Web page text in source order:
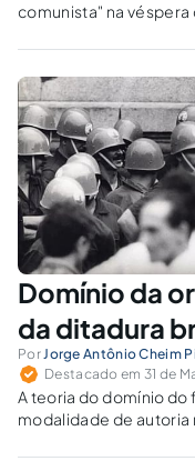
comunista" na véspera
Domínio da
da ditadura
PorJorge Antônio Cheim
Destacado em 31 de
A teoria do domínio do
modalidade de autoria
organizado. É